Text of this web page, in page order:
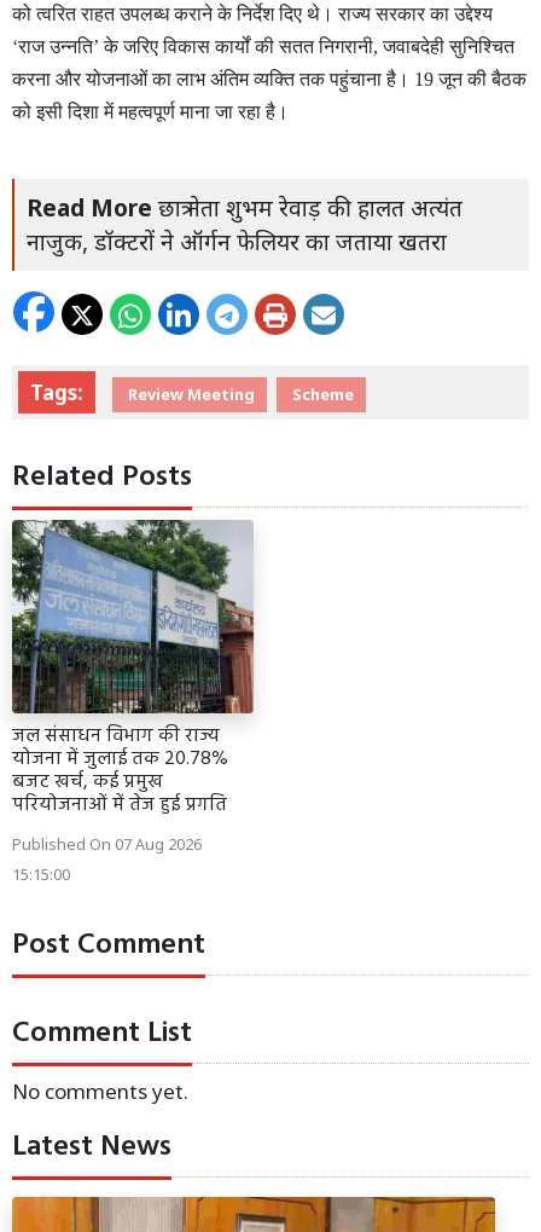
कोत्वरितराहतउपलब्धकरानेकेनिर्देशदिएथे। राज्यसरकारकाउद्देश्य
‘राजउन्नति’केजरिएविकासकार्योंकीसततनिगरानी,जवाबदेहीसुनिश्चित
करनाऔरयोजनाओंकालाभअंतिमव्यक्तितकपहुंचानाहै। 19जूनकीबैठक
कोइसीदिशामेंमहत्वपूर्णमानाजारहाहै।
Read More छात्र नेता शुभम रेवाड़ की हालत अत्यंत
नाजुक, डॉक्टरों ने ऑर्गन फेलियर का जताया खतरा
Tags: Review Meeting Scheme
Related Posts
जल संसाधन विभाग की राज्य
योजना में जुलाई तक 20.78%
बजट खर्च, कई प्रमुख
परियोजनाओं में तेज हुई प्रगति
Published On 07 Aug 2026
15:15:00
Post Comment
Comment List
No comments yet.
Latest News